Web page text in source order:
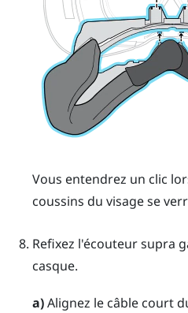
Vous entendrez un clic
coussins du visage se
Refixez l'écouteur supra
casque.
a)Alignez le câble court